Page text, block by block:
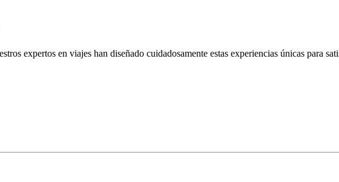
expertos en viajes han diseñado cuidadosamente estas experiencias únicas para